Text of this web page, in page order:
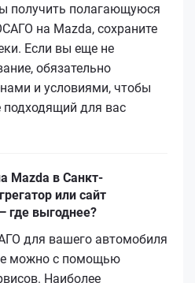
получить полагающуюся
на Mazda, сохраните
Если вы еще не
обязательно
и условиями, чтобы
подходящий для вас
Mazda в Санкт-
или сайт
где выгоднее?
для вашего автомобиля
можно с помощью
Наиболее